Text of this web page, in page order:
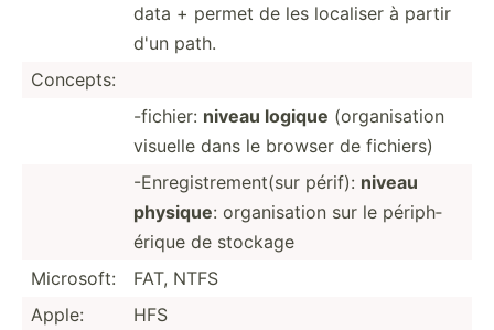
data + permet de les localiser à partir
d'un path.
Concepts:
-fichier: niveau logique (organ­isation
visuelle dans le browser de fichiers)
-Enreg­ist­rem­ent(sur périf): niveau
physique: organi­sation sur le périph­
érique de stockage
Microsoft:
FAT, NTFS
Apple:
HFS